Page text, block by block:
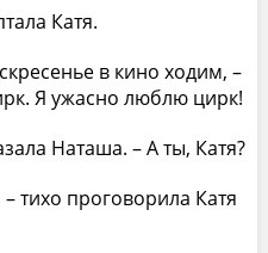
Катя.
в кино ходим, –
Я ужасно люблю цирк!
Наташа. – А ты, Катя?
тихо проговорила Катя